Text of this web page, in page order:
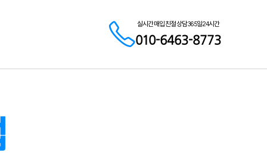
실시간 매입 친절 상담 365일 24시간
010-6463-8773